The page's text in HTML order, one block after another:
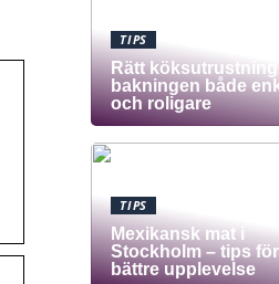
TIPS
Rätt köksutrustning
bakningen både
och roligare
TIPS
Mexikansk mat i
Stockholm – tips
bättre upplevelse